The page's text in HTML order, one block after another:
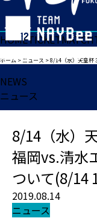
HOMETICKETMATCH
ホーム >ニュース >8/14（水）天皇杯３
NEWS
ニュース
8/14（水）
福岡vs.清水
ついて(8/14
2019.08.14
ニュース